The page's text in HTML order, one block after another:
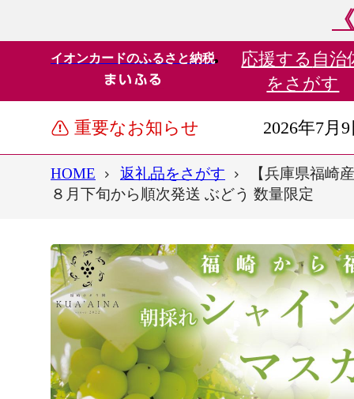
イオンカードのふるさと納税 応援する 自治
をさがす
重要なお知らせ 2026年7月9
HOME 返礼品をさがす
【兵庫県福崎
８月下旬から順次発送 ぶどう 数量限定